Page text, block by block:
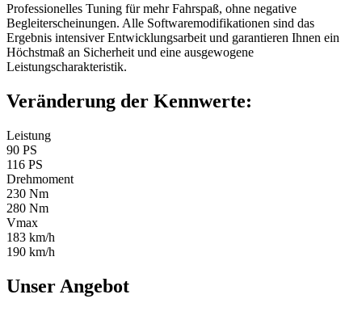
Professionelles Tuning für mehr Fahrspaß, ohne negative
Begleiterscheinungen. Alle Softwaremodifikationen sind das
Ergebnis intensiver Entwicklungsarbeit und garantieren Ihnen ein
Höchstmaß an Sicherheit und eine ausgewogene
Leistungscharakteristik.
Veränderung der Kennwerte:
Leistung
90 PS
116 PS
Drehmoment
230 Nm
280 Nm
Vmax
183 km/h
190 km/h
Unser Angebot